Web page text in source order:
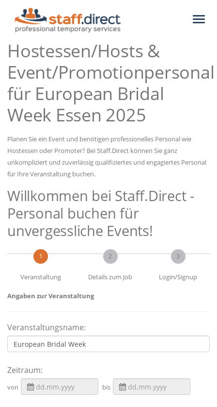
Toggle
Hostessen/Hosts &
Event/Promotionpersonal
für European Bridal
Week Essen 2025
Planen Sie ein Event und benötigen professionelles Personal wie
Hostessen oder Promoter? Bei Staff.Direct können Sie ganz
unkompliziert und zuverlässig qualifiziertes und engagiertes Personal
für Ihre Veranstaltung buchen.
Willkommen bei Staff.Direct -
Personal buchen für
unvergessliche Events!
1
Veranstaltung
2
Details zum Job
3
Login/Signup
Angaben zur Veranstaltung
Veranstaltungsname:
Zeitraum:
von bis